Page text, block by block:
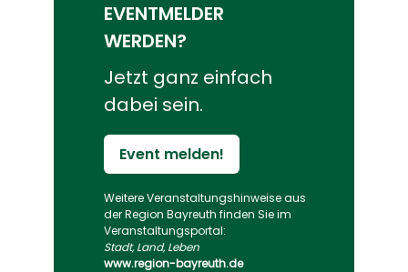
EVENTMELDER
WERDEN?
Jetzt ganz einfach
dabei sein.
Event melden!
Weitere Veranstaltungs­hinweise aus
der Region Bayreuth finden Sie im
Veranstaltungs­portal:
Stadt, Land, Leben
www.region-bayreuth.de